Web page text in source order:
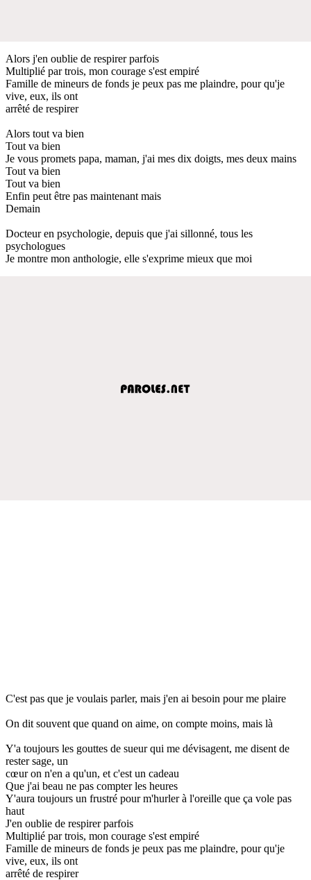
Alors j'en oublie de respirer parfois
Multiplié par trois, mon courage s'est empiré
Famille de mineurs de fonds je peux pas me plaindre, pour qu'je
vive, eux, ils ont
arrêté de respirer
Alors tout va bien
Tout va bien
Je vous promets papa, maman, j'ai mes dix doigts, mes deux mains
Tout va bien
Tout va bien
Enfin peut être pas maintenant mais
Demain
Docteur en psychologie, depuis que j'ai sillonné, tous les
psychologues
Je montre mon anthologie, elle s'exprime mieux que moi
C'est pas que je voulais parler, mais j'en ai besoin pour me plaire
On dit souvent que quand on aime, on compte moins, mais là
Y'a toujours les gouttes de sueur qui me dévisagent, me disent de
rester sage, un
cœur on n'en a qu'un, et c'est un cadeau
Que j'ai beau ne pas compter les heures
Y'aura toujours un frustré pour m'hurler à l'oreille que ça vole pas
haut
J'en oublie de respirer parfois
Multiplié par trois, mon courage s'est empiré
Famille de mineurs de fonds je peux pas me plaindre, pour qu'je
vive, eux, ils ont
arrêté de respirer